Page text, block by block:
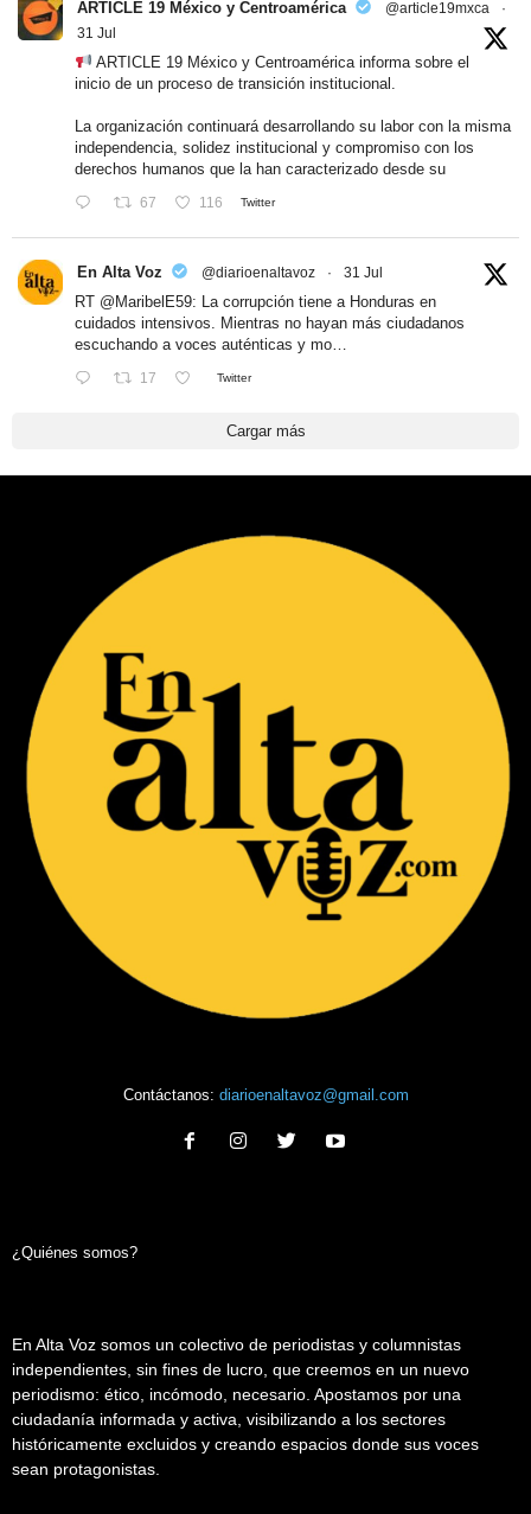
ARTICLE 19 México y Centroamérica @article19mxca
·
31 Jul
ARTICLE 19 México y Centroamérica informa sobre el
inicio de un proceso de transición institucional.
La organización continuará desarrollando su labor con la misma
independencia, solidez institucional y compromiso con los
derechos humanos que la han caracterizado desde su
67 116 Twitter
En Alta Voz @diarioenaltavoz · 31 Jul
RT @MaribelE59: La corrupción tiene a Honduras en
cuidados intensivos. Mientras no hayan más ciudadanos
escuchando a voces auténticas y mo…
17 Twitter
Cargar más
Contáctanos: diarioenaltavoz@gmail.com
¿Quiénes somos?
En Alta Voz somos un colectivo de periodistas y columnistas
independientes, sin fines de lucro, que creemos en un nuevo
periodismo: ético, incómodo, necesario. Apostamos por una
ciudadanía informada y activa, visibilizando a los sectores
históricamente excluidos y creando espacios donde sus voces
sean protagonistas.